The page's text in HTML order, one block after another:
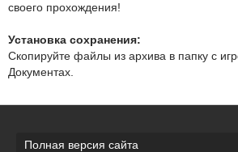
своего прохождения!
Установка сохранения:
Скопируйте файлы из архива в папку с
Документах.
Полная версия сайта